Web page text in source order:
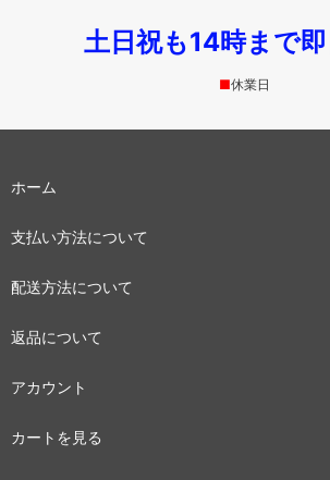
土日祝も14時まで
■休業日
ホーム
支払い方法について
配送方法について
返品について
アカウント
カートを見る